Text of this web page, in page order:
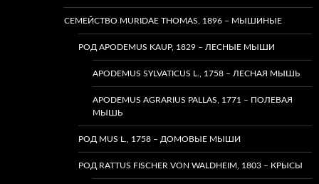
СЕМЕЙСТВО MURIDAE THOMAS, 1896 – МЫШИНЫЕ
РОД APODEMUS KAUP, 1829 – ЛЕСНЫЕ МЫШИ
APODEMUS SYLVATICUS L., 1758 – ЛЕСНАЯ МЫШЬ
APODEMUS AGRARIUS PALLAS, 1771 – ПОЛЕВАЯ
МЫШЬ
РОД MUS L., 1758 – ДОМОВЫЕ МЫШИ
РОД RATTUS FISCHER VON WALDHEIM, 1803 – КРЫСЫ